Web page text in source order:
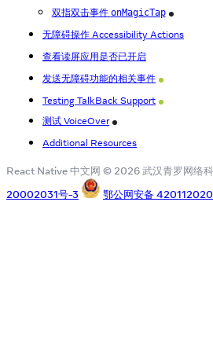
双指双击事件 onMagicTap iOS
无障碍操作 Accessibility Actions
查看读屏应用是否已开启
发送无障碍功能的相关事件 Android
Testing TalkBack Support Android
测试 VoiceOver iOS
Additional Resources
React Native 中文网 © 2026 武汉青罗网络
20002031号-3
鄂公网安备